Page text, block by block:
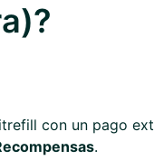
con un pago
.